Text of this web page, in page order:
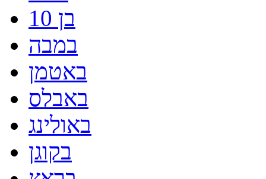
בן 10
במבה
באטמן
באבלס
באולינג
בקוגן